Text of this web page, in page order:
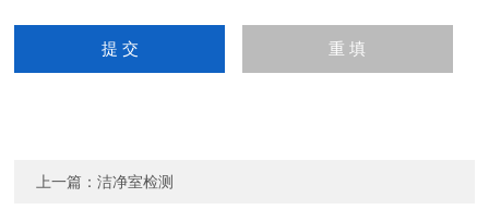
上一篇：洁净室检测